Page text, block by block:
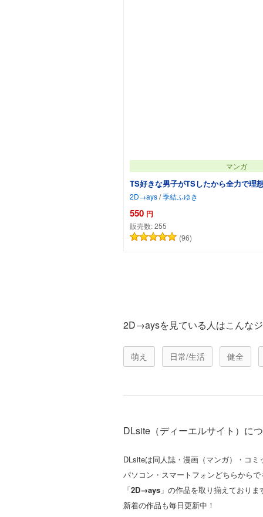
マンガ
TS好きな男子がTSしたから全力で理
2D→ays/季結ふゆき
550 円
販売数:255
(96)
2D→aysを見ている人はこんな
萌え 日常/生活 健全
DLsite（ディーエルサイト）に
DLsiteは同人誌・漫画（マンガ）・コ
パソコン・スマートフォンどちらから
「2D→ays 」の作品を取り揃えておりま
新着の作品も毎日更新中！